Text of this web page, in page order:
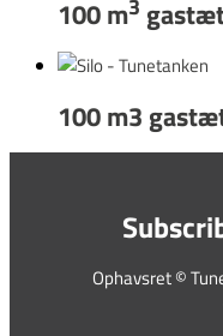
100 m
100 m3
Ophavsret ©